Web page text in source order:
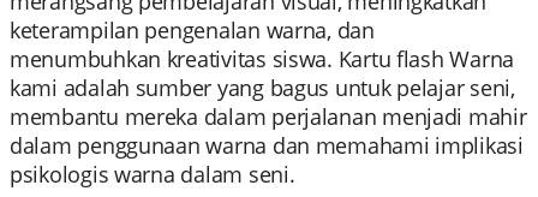
keterampilan pengenalan warna, dan
menumbuhkan kreativitas siswa. Kartu flash Warna
kami adalah sumber yang bagus untuk pelajar seni,
membantu mereka dalam perjalanan menjadi mahir
dalam penggunaan warna dan memahami implikasi
psikologis warna dalam seni.